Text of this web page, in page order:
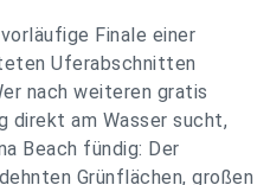
Finale einer
Uferabschnitten
nach weiteren gratis
direkt am Wasser sucht,
Beach fündig: Der
Grünflächen, großen